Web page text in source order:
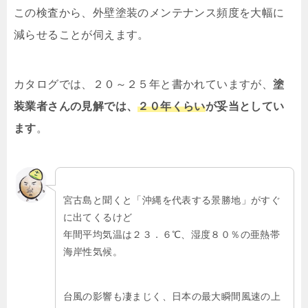
この検査から、外壁塗装のメンテナンス頻度を大幅に
減らせることが伺えます。
カタログでは、２０～２５年と書かれていますが、塗
装業者さんの見解では、２０年くらいが妥当としてい
ます。
宮古島と聞くと「沖縄を代表する景勝地」がすぐ
に出てくるけど
年間平均気温は２３．６℃、湿度８０％の亜熱帯
海岸性気候。
台風の影響も凄まじく、日本の最大瞬間風速の上